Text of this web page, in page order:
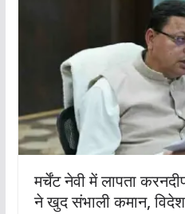
मर्चेंट नेवी में लापता
ने खुद संभाली कमान,